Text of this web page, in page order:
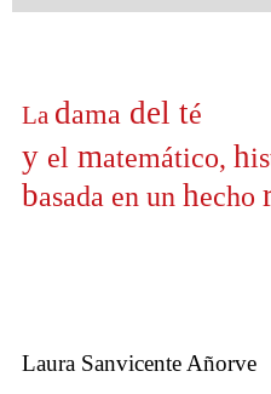
La dama del té
y el matemático, h
basada en un hecho
Laura Sanvicente Añorve